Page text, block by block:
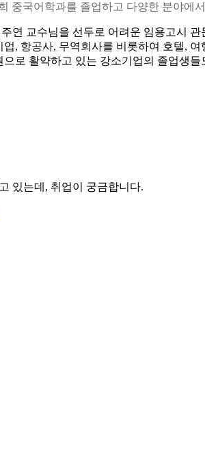
중국어학과를 졸업하고 다양한 분야에
연 교수님을 선두로 어려운 임용고시
, 항공사, 무역회사를 비롯하여 호텔,
로 활약하고 있는 강소기업의 졸업생
있는데, 취업이 궁금합니다.